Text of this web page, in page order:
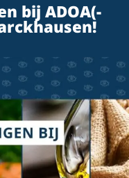
bij ADOA(-